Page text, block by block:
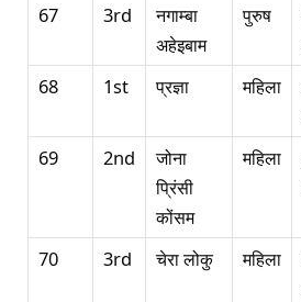
67 3rd
नगाम्बा
अहेइबाम
पुरुष
68 1st प्रज्ञा महिला
69 2nd
जोना
प्रिंसी
कोंसम
महिला
70 3rd चेरा लोकु महिला